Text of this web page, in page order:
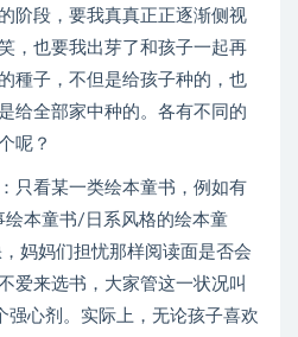
阶段，要我真真正正逐渐侧视
，也要我出芽了和孩子一起再
種子，不但是给孩子种的，也
给全部家中种的。各有不同的
呢？
只看某一类绘本童书，例如有
本童书/日系风格的绘本童
妈妈们担忧那样阅读面是否会
爱来选书，大家管这一状况叫
强心剂。实际上，无论孩子喜欢